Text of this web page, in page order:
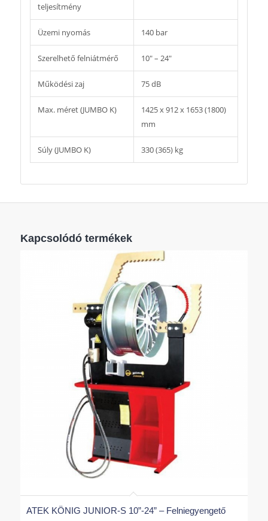
teljesítmény
Üzemi nyomás 140 bar
Szerelhető felniátmérő 10″ – 24″
Működési zaj 75 dB
Max. méret (JUMBO K)
1425 x 912 x 1653 (1800)
mm
Súly (JUMBO K) 330 (365) kg
Kapcsolódó termékek
ATEK KÖNIG JUNIOR-S 10”-24” – Felniegyengető